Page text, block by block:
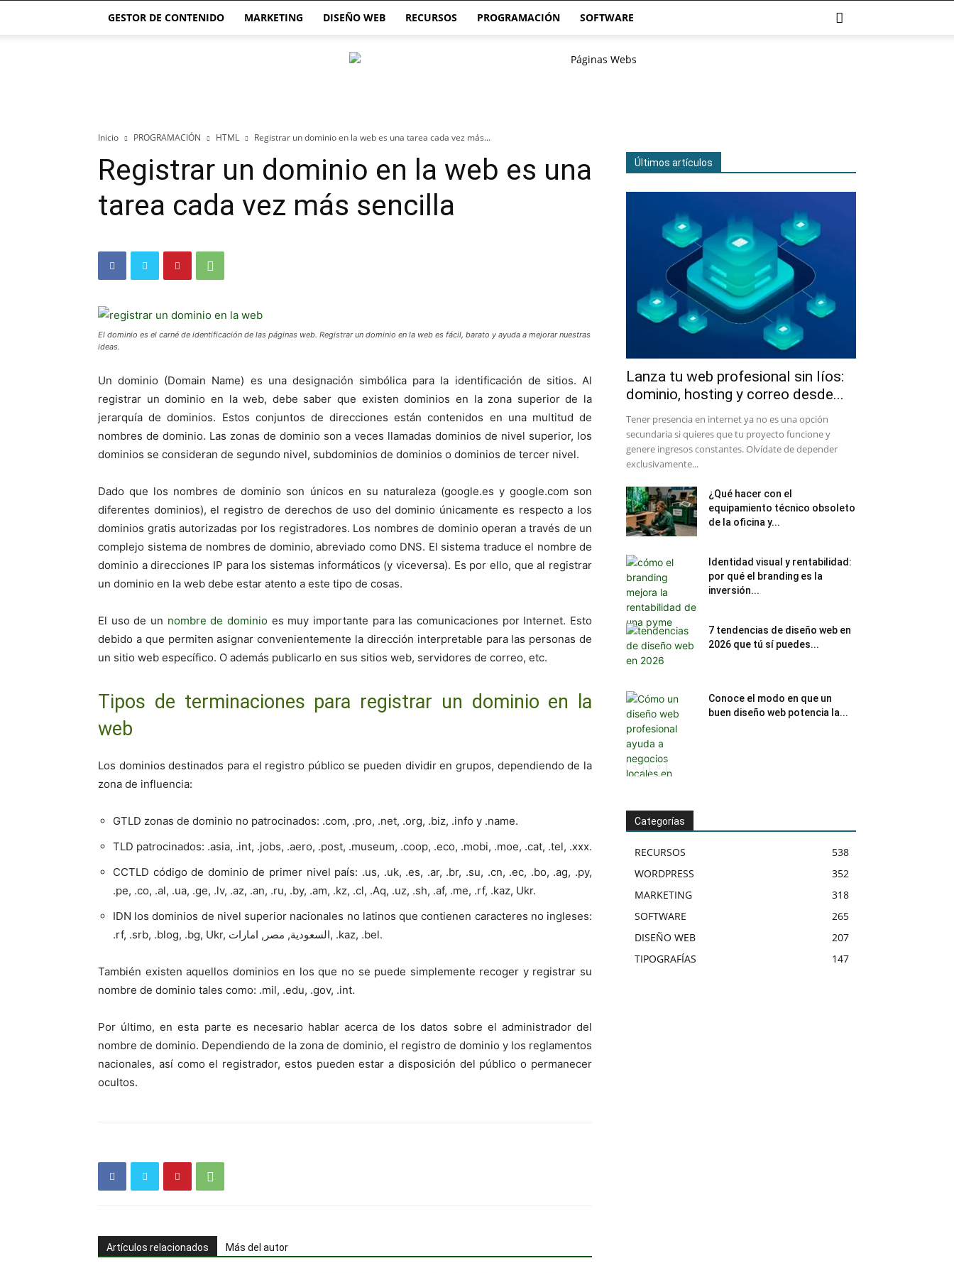
GESTOR DE CONTENIDO MARKETING DISEÑO WEB RECURSOS PROGRAMACIÓN SOFTWARE
Webs
Inicio PROGRAMACIÓN HTML Registrar un dominio en la web es una tarea cada vez más...
Registrar un dominio en la web es una
tarea cada vez más sencilla
El dominio es el carné de identificación de las páginas web. Registrar un dominio en la web es fácil, barato y ayuda a mejorar nuestras
ideas.
Un dominio (Domain Name) es una designación simbólica para la identificación de sitios. Al
registrar un dominio en la web, debe saber que existen dominios en la zona superior de la
jerarquía de dominios. Estos conjuntos de direcciones están contenidos en una multitud de
nombres de dominio. Las zonas de dominio son a veces llamadas dominios de nivel superior, los
dominios se consideran de segundo nivel, subdominios de dominios o dominios de tercer nivel.
Dado que los nombres de dominio son únicos en su naturaleza (google.es y google.com son
diferentes dominios), el registro de derechos de uso del dominio únicamente es respecto a los
dominios gratis autorizadas por los registradores. Los nombres de dominio operan a través de un
complejo sistema de nombres de dominio, abreviado como DNS. El sistema traduce el nombre de
dominio a direcciones IP para los sistemas informáticos (y viceversa). Es por ello, que al registrar
un dominio en la web debe estar atento a este tipo de cosas.
El uso de un nombre de dominio es muy importante para las comunicaciones por Internet. Esto
debido a que permiten asignar convenientemente la dirección interpretable para las personas de
un sitio web específico. O además publicarlo en sus sitios web, servidores de correo, etc.
Tipos de terminaciones para registrar un dominio en la
web
Los dominios destinados para el registro público se pueden dividir en grupos, dependiendo de la
zona de influencia:
GTLD zonas de dominio no patrocinados: .com, .pro, .net, .org, .biz, .info y .name.
TLD patrocinados: .asia, .int, .jobs, .aero, .post, .museum, .coop, .eco, .mobi, .moe, .cat, .tel, .xxx.
CCTLD código de dominio de primer nivel país: .us, .uk, .es, .ar, .br, .su, .cn, .ec, .bo, .ag, .py,
.pe, .co, .al, .ua, .ge, .lv, .az, .an, .ru, .by, .am, .kz, .cl, .Aq, .uz, .sh, .af, .me, .rf, .kaz, Ukr.
IDN los dominios de nivel superior nacionales no latinos que contienen caracteres no ingleses:
.rf, .srb, .blog, .bg, Ukr, السعودية, مصر, امارات, .kaz, .bel.
También existen aquellos dominios en los que no se puede simplemente recoger y registrar su
nombre de dominio tales como: .mil, .edu, .gov, .int.
Por último, en esta parte es necesario hablar acerca de los datos sobre el administrador del
nombre de dominio. Dependiendo de la zona de dominio, el registro de dominio y los reglamentos
nacionales, así como el registrador, estos pueden estar a disposición del público o permanecer
ocultos.
Artículos relacionados Más del autor
Últimos artículos
Lanza tu web profesional sin líos:
dominio, hosting y correo desde...
​Tener presencia en internet ya no es una opción
secundaria si quieres que tu proyecto funcione y
genere ingresos constantes. Olvídate de depender
exclusivamente...
¿Qué hacer con el
equipamiento técnico obsoleto
de la oficina y...
Identidad visual y rentabilidad:
por qué el branding es la
inversión...
7 tendencias de diseño web en
2026 que tú sí puedes...
Conoce el modo en que un
buen diseño web potencia la...
Categorías
RECURSOS
538
WORDPRESS
352
MARKETING
318
SOFTWARE
265
DISEÑO WEB
207
TIPOGRAFÍAS
147